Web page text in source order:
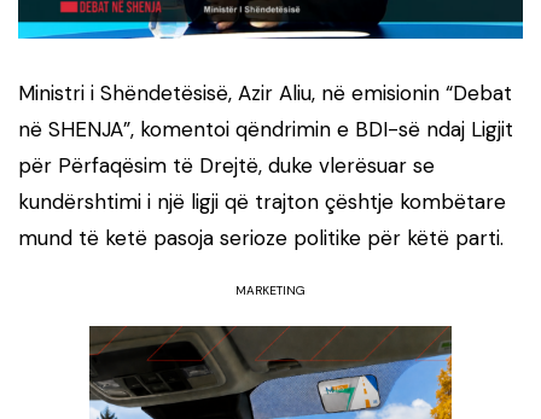
Ministri i Shëndetësisë, Azir Aliu, në emisionin “Debat
në SHENJA”, komentoi qëndrimin e BDI-së ndaj Ligjit
për Përfaqësim të Drejtë, duke vlerësuar se
kundërshtimi i një ligji që trajton çështje kombëtare
mund të ketë pasoja serioze politike për këtë parti.
MARKETING